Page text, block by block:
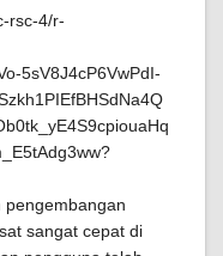
pengembangan
sangat cepat di